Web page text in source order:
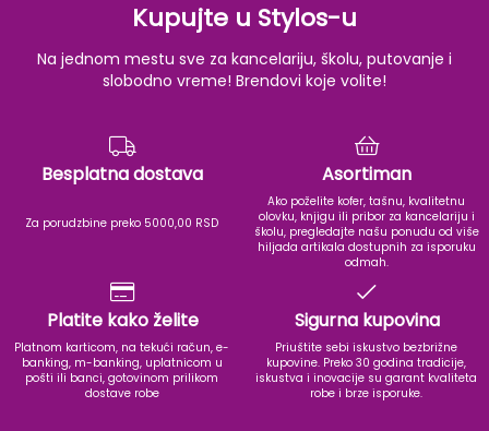
Kupujte u Stylos-u
Na jednom mestu sve za kancelariju, školu, putovanje i
slobodno vreme! Brendovi koje volite!
Besplatna dostava
Za porudzbine preko 5000,00 RSD
Asortiman
Ako poželite kofer, tašnu, kvalitetnu
olovku, knjigu ili pribor za kancelariju i
školu, pregledajte našu ponudu od više
hiljada artikala dostupnih za isporuku
odmah.
Platite kako želite
Platnom karticom, na tekući račun, e-
banking, m-banking, uplatnicom u
pošti ili banci, gotovinom prilikom
dostave robe
Sigurna kupovina
Priuštite sebi iskustvo bezbrižne
kupovine. Preko 30 godina tradicije,
iskustva i inovacije su garant kvaliteta
robe i brze isporuke.